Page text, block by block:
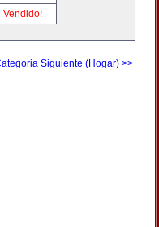
Vendido!
Siguiente (Hogar) >>